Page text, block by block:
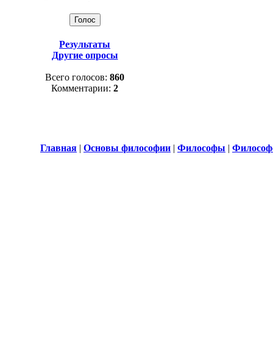
Результаты
Другие опросы
Всего голосов: 860
Комментарии: 2
Главная | Основы философии | Философы |